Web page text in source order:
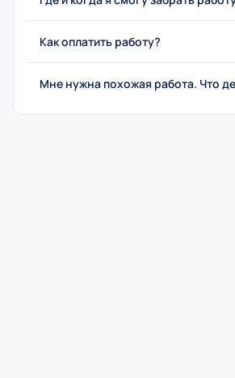
Как оплатить работу?
Мне нужна похожая работа. Что